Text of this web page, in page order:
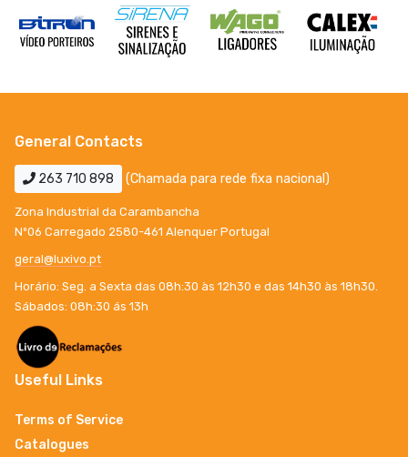
General Contacts
263 710 898 (Chamada para rede fixa nacional)
Zona Industrial da Carambancha
Nº06 Carregado 2580-461 Alenquer Portugal
geral@luxivo.pt
Horário: Seg. a Sexta das 08h:30 às 12h30 e das 14h30 às 18h30.
Sábados: 08h:30 ás 13h
Useful Links
Terms of Service
Catalogues